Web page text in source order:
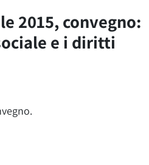
2015, convegno:
e i diritti